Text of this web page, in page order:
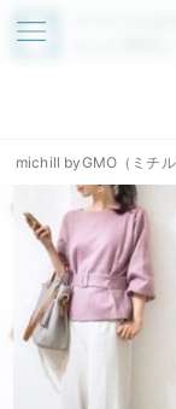
アプリで
michill byGMO（ミチル